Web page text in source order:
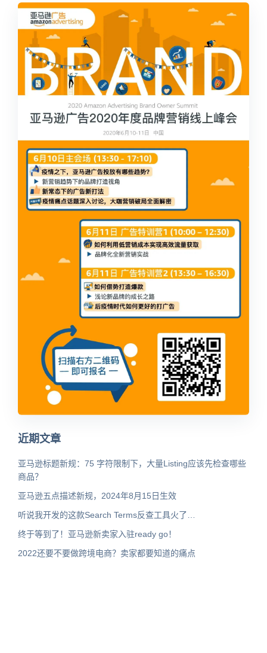
近期文章
亚马逊标题新规：75 字符限制下，大量Listing应该先检查哪些
商品？
亚马逊五点描述新规，2024年8月15日生效
听说我开发的这款Search Terms反查工具火了…
终于等到了！亚马逊新卖家入驻ready go！
2022还要不要做跨境电商？卖家都要知道的痛点